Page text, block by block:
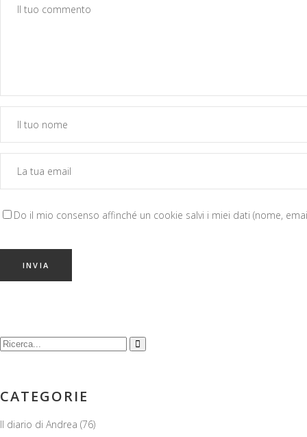
Do il mio consenso affinché un cookie salvi i miei dati (nome,
Cerca:
CATEGORIE
Il diario di Andrea (76)